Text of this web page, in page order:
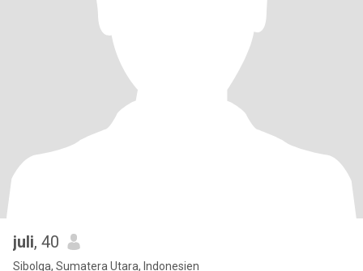
juli, 40
Sibolga, Sumatera Utara, Indonesien